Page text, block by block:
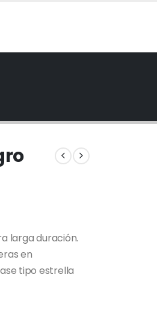
larga duración.
en
tipo estrella